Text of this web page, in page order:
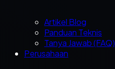
Artikel Blog
Panduan Teknis
Tanya Jawab (FAQ)
Perusahaan